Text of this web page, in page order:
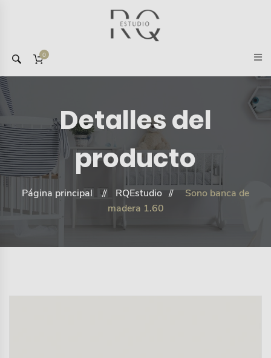
0
Detalles del
producto
Página principal RQEstudio
Sono banca de
madera 1.60